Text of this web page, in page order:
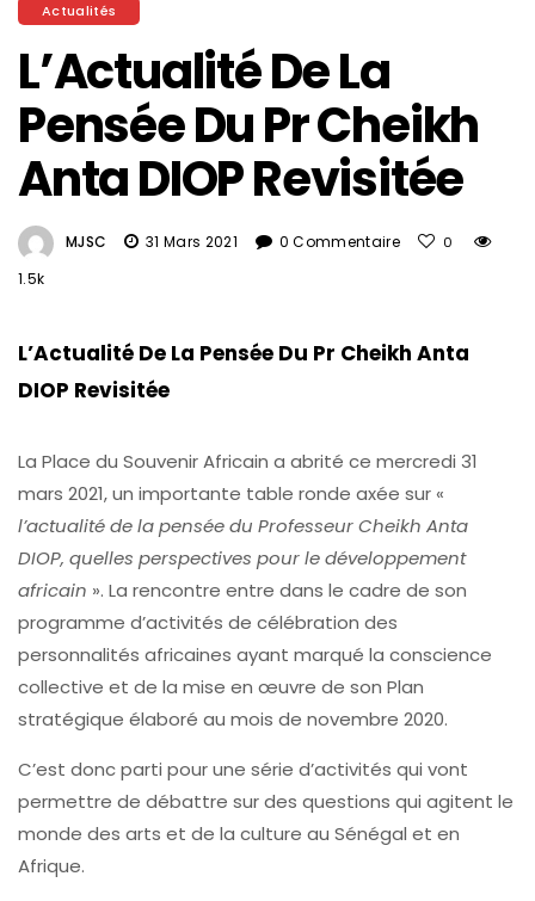
Actualités
L’Actualité De La
Pensée Du Pr Cheikh
Anta DIOP Revisitée
MJSC 31 Mars 2021 0 Commentaire 0
1.5k
L’Actualité De La Pensée Du Pr Cheikh Anta
DIOP Revisitée
La Place du Souvenir Africain a abrité ce mercredi 31
mars 2021, un importante table ronde axée sur «
l’actualité de la pensée du Professeur Cheikh Anta
DIOP, quelles perspectives pour le développement
africain ». La rencontre entre dans le cadre de son
programme d’activités de célébration des
personnalités africaines ayant marqué la conscience
collective et de la mise en œuvre de son Plan
stratégique élaboré au mois de novembre 2020.
C’est donc parti pour une série d’activités qui vont
permettre de débattre sur des questions qui agitent le
monde des arts et de la culture au Sénégal et en
Afrique.